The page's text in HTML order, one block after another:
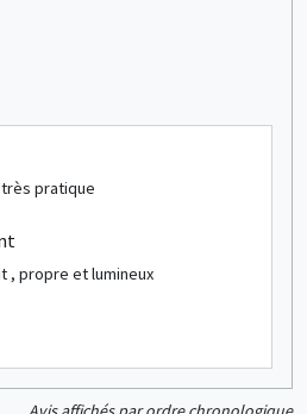
voir + d'infos
pratique
, propre et lumineux